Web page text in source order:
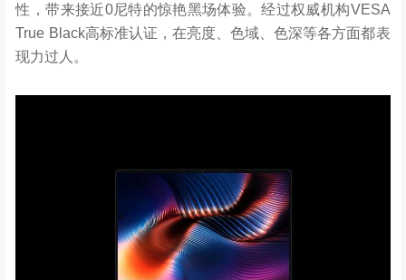
性，带来接近0尼特的惊艳黑场体验。经过权威机构VESA
True Black高标准认证，在亮度、色域、色深等各方面都表
现力过人。